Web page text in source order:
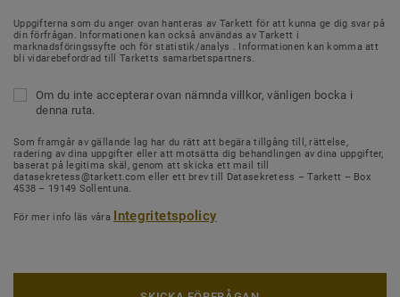
Uppgifterna som du anger ovan hanteras av Tarkett för att kunna ge dig svar på
din förfrågan. Informationen kan också användas av Tarkett i
marknadsföringssyfte och för statistik/analys . Informationen kan komma att
bli vidarebefordrad till Tarketts samarbetspartners.
Om du inte accepterar ovan nämnda villkor, vänligen bocka i
denna ruta.
Som framgår av gällande lag har du rätt att begära tillgång till, rättelse,
radering av dina uppgifter eller att motsätta dig behandlingen av dina uppgifter,
baserat på legitima skäl, genom att skicka ett mail till
datasekretess@tarkett.com eller ett brev till Datasekretess – Tarkett – Box
4538 – 19149 Sollentuna.
För mer info läs våra Integritetspolicy